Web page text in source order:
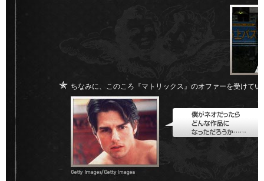
ちなみに、このころ『マトリックス』のオファーを受けて